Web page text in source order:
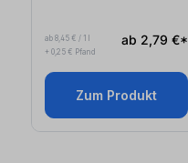
ab 8,45 € / 1 l
+ 0,25 € Pfand
ab 2,79 €*
Zum Produkt